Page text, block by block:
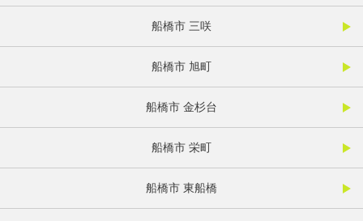
船橋市 三咲
船橋市 旭町
船橋市 金杉台
船橋市 栄町
船橋市 東船橋